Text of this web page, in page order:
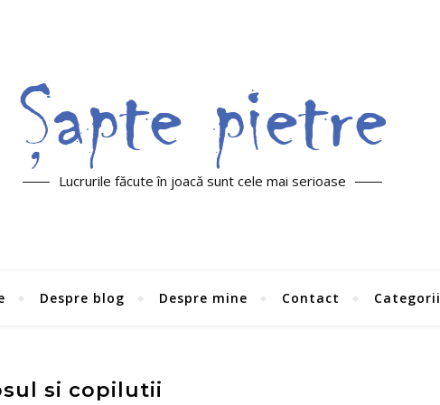
Lucrurile făcute în joacă sunt cele mai serioase
Despre blog Despre mine Contact Categorii
si copilutii